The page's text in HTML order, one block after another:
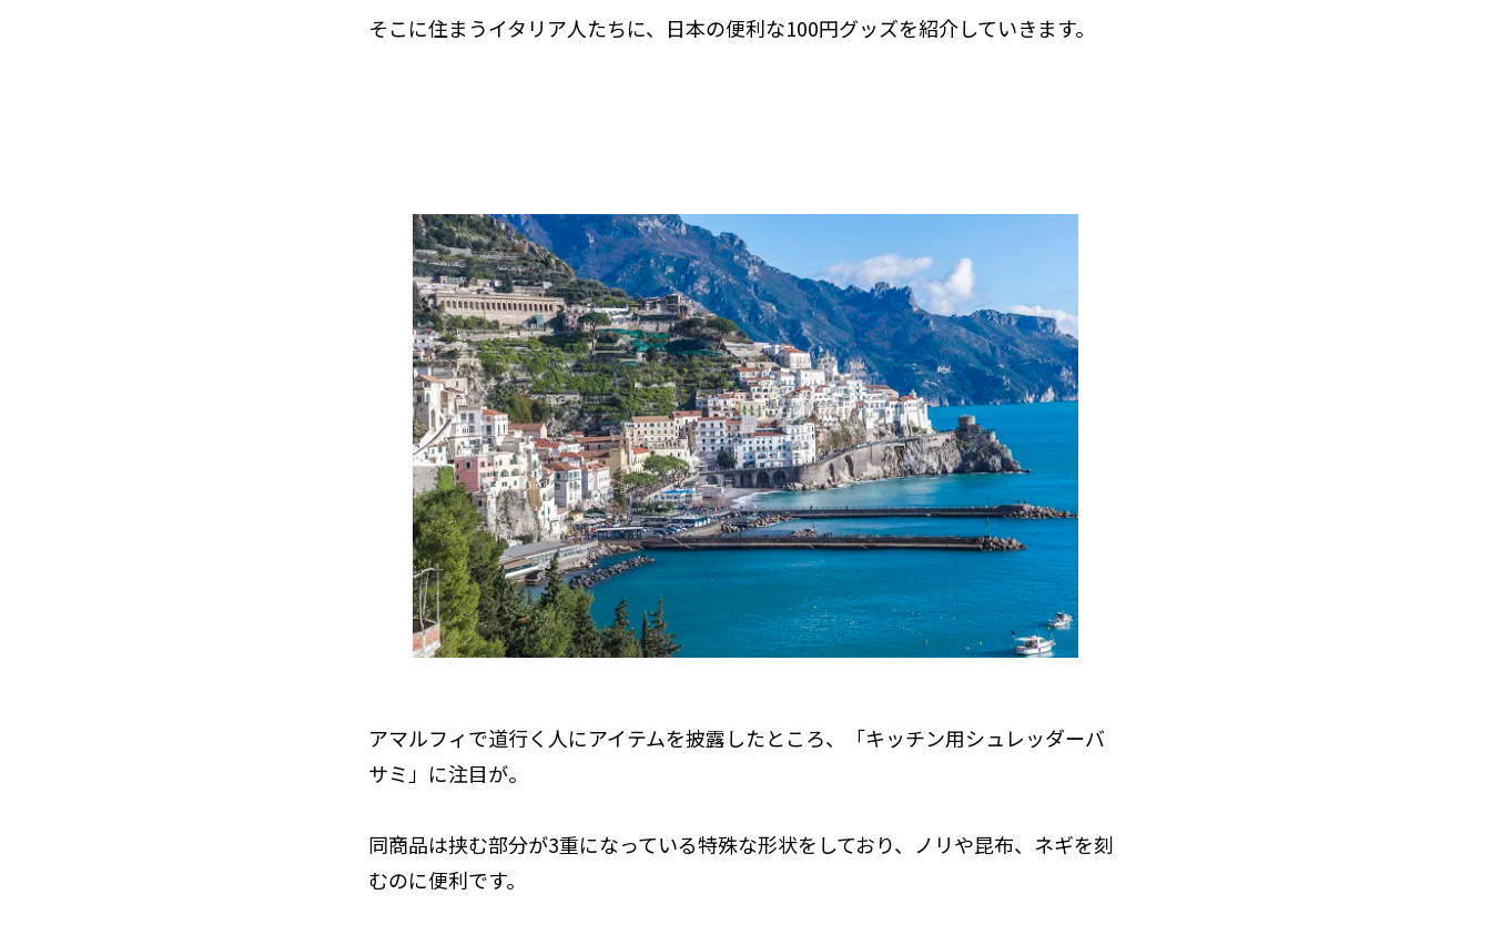
そこに住まうイタリア人たちに、日本の便利な100円グッズを紹介していきます。
アマルフィで道行く人にアイテムを披露したところ、「キッチン用シュレッダーバ
サミ」に注目が。
同商品は挟む部分が3重になっている特殊な形状をしており、ノリや昆布、ネギを刻
むのに便利です。